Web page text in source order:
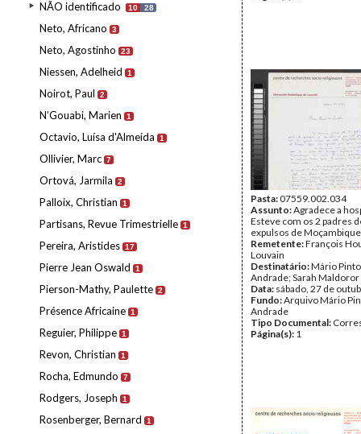
NÃO identificado 10 28
Neto, Africano 3
Neto, Agostinho 23
Niessen, Adelheid 1
Noirot, Paul 2
N’Gouabi, Marien 1
Octavio, Luísa d'Almeida 1
Ollivier, Marc 7
Ortová, Jarmila 2
Palloix, Christian 1
Partisans, Revue Trimestrielle 1
Pereira, Aristides 17
Pierre Jean Oswald 1
Pierson-Mathy, Paulette 2
Présence Africaine 1
Reguier, Philippe 1
Revon, Christian 1
Rocha, Edmundo 7
Rodgers, Joseph 1
Rosenberger, Bernard 1
Pasta:07559.002.034
Assunto:Agradece a
Esteve com os 2 padres
expulsos de
Remetente:François
Louvain
Destinatário:Mário
Andrade; Sarah Maldoror
Data: sábado, 27 de
Fundo:Arquivo Mário
Andrade
Tipo Documental:
Página(s): 1